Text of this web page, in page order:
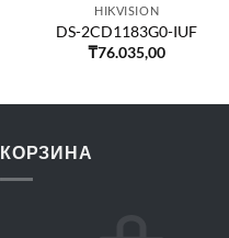
HIKVISION
DS-2CD1183G0-IUF
₸76.035,00
КОРЗИНА